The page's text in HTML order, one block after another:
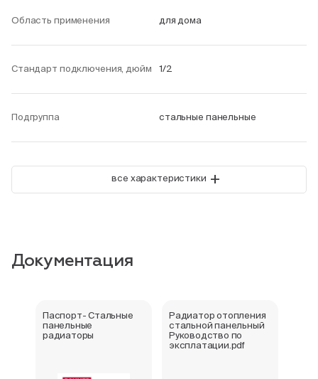
Область применения для дома
Стандарт подключения, дюйм 1/2
Подгруппа стальные панельные
все характеристики +
Документация
Паспорт- Стальные
панельные
радиаторы
Радиатор отопления
стальной панельный
Руководство по
эксплатации.pdf